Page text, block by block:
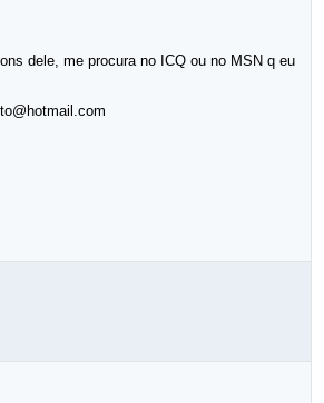
dele, me procura no ICQ ou no MSN q eu